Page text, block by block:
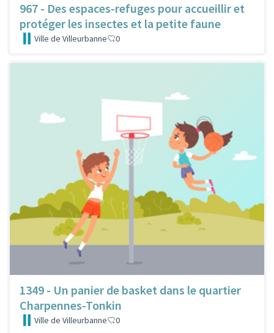
967 - Des espaces-refuges pour accueillir et
protéger les insectes et la petite faune
Ville de Villeurbanne 0
1349 - Un panier de basket dans le quartier
Charpennes-Tonkin
Ville de Villeurbanne 0